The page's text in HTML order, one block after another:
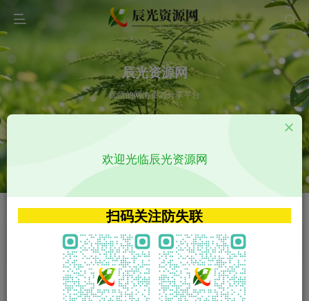
辰光资源网
优质的网络资源分享平台
VIP特权介绍 APP源码
VIP特权介绍
火
VIP特权介绍
影视源码
影视源码
欢迎光临辰光资源网
扫码关注防失联